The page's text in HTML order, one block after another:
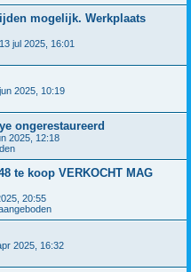
mogelijk. Werkplaats
13 jul 2025, 16:01
2025, 10:19
ongerestaureerd
2025, 12:18
te koop VERKOCHT MAG
20:55
2025, 16:32